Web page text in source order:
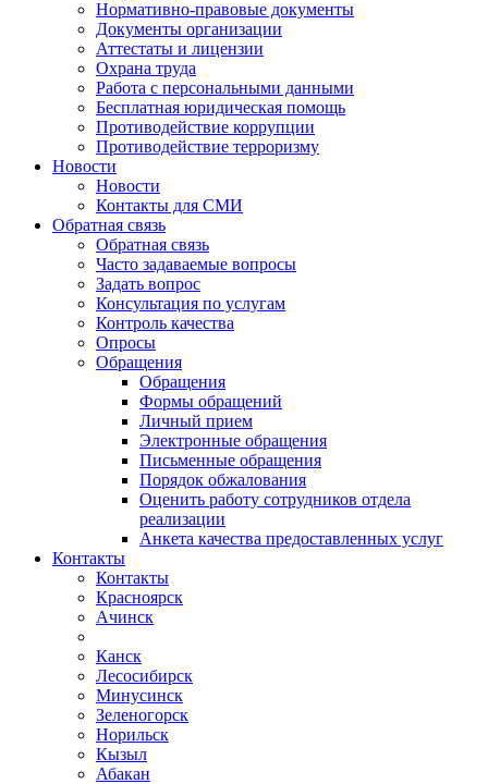
Нормативно-правовые документы
Документы организации
Аттестаты и лицензии
Охрана труда
Работа с персональными данными
Бесплатная юридическая помощь
Противодействие коррупции
Противодействие терроризму
Новости
Новости
Контакты для СМИ
Обратная связь
Обратная связь
Часто задаваемые вопросы
Задать вопрос
Консультация по услугам
Контроль качества
Опросы
Обращения
Обращения
Формы обращений
Личный прием
Электронные обращения
Письменные обращения
Порядок обжалования
Оценить работу сотрудников отдела
реализации
Анкета качества предоставленных услуг
Контакты
Контакты
Красноярск
Ачинск
Канск
Лесосибирск
Минусинск
Зеленогорск
Норильск
Кызыл
Абакан